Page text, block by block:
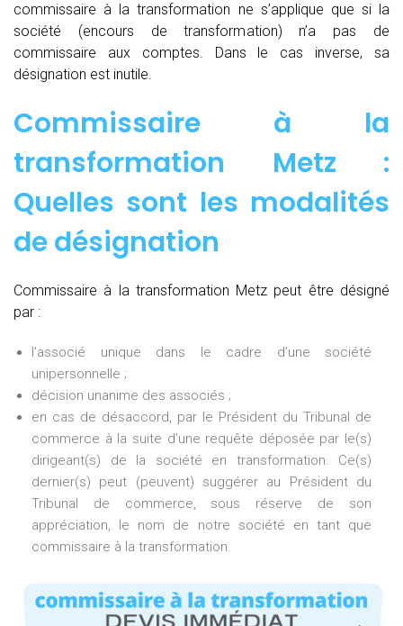
commissaire à la transformation ne s’applique que si la
société (encours de transformation) n’a pas de
commissaire aux comptes. Dans le cas inverse, sa
désignation est inutile.
Commissaire à la
transformation Metz :
Quelles sont les modalités
de désignation
Commissaire à la transformation Metz peut être désigné
par :
l’associé unique dans le cadre d’une société
unipersonnelle ;
décision unanime des associés ;
en cas de désaccord, par le Président du Tribunal de
commerce à la suite d’une requête déposée par le(s)
dirigeant(s) de la société en transformation. Ce(s)
dernier(s) peut (peuvent) suggérer au Président du
Tribunal de commerce, sous réserve de son
appréciation, le nom de notre société en tant que
commissaire à la transformation.